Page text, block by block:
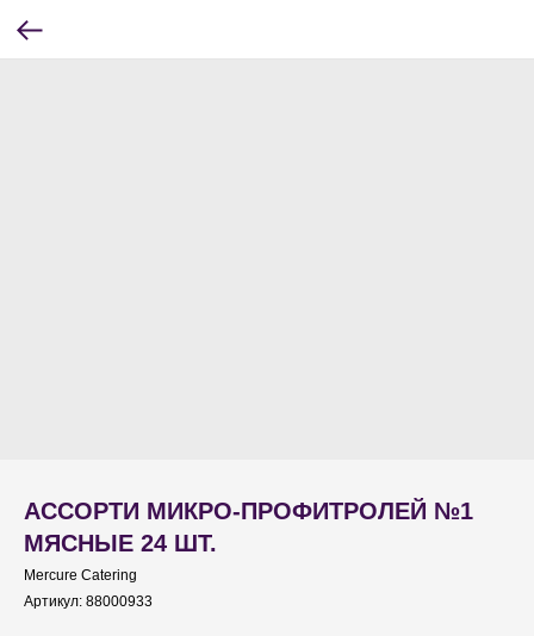
АССОРТИ МИКРО-ПРОФИТРОЛЕЙ №1
МЯСНЫЕ 24 ШТ.
Mercure Catering
Артикул: 88000933